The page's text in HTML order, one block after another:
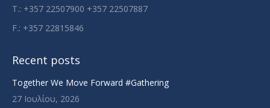
T.: +357 22507900 +357 22507887
F.: +357 22815846
Recent posts
Together We Move Forward #Gathering
27 Ιουλίου, 2026